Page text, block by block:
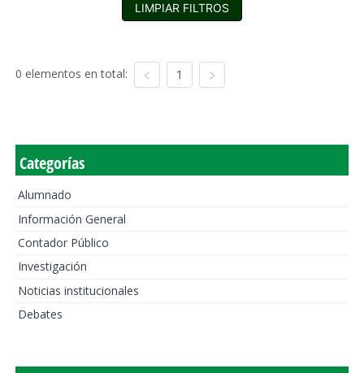
LIMPIAR FILTROS
0 elementos en total: 1
Categorías
Alumnado
Información General
Contador Público
Investigación
Noticias institucionales
Debates